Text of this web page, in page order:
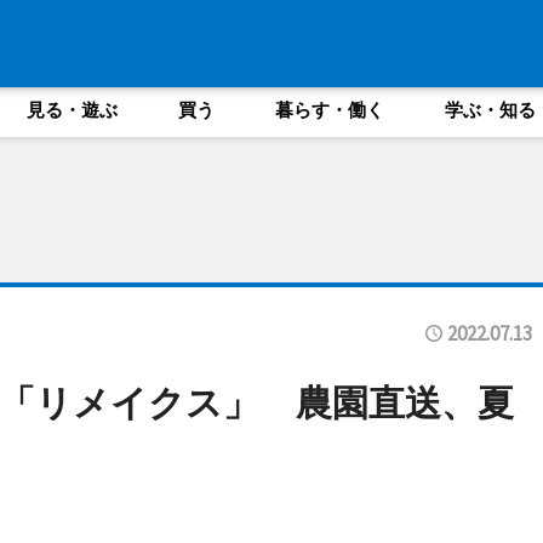
見る・遊ぶ 買う 暮らす・働く 学ぶ・知る
2022.07.13
リメイクス」 農園直送、夏